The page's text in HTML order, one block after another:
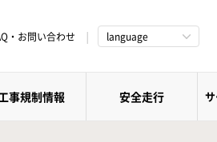
・お問い合わせ language
事規制情報 安全走行